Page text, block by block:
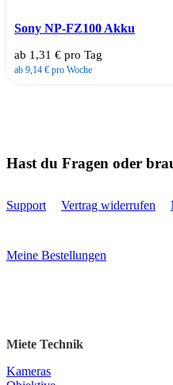
Sony NP-FZ100 Akku
ab 1,31 € pro Tag
ab 9,14 € pro Woche
Hast du Fragen oder
Support Vertrag widerrufen
Meine Bestellungen
Miete Technik
Kameras